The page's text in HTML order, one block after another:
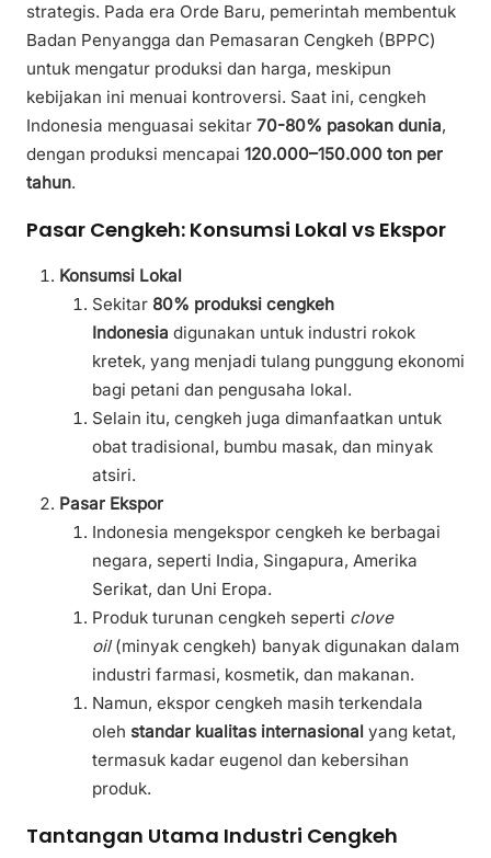
strategis. Pada era Orde Baru, pemerintah membentuk
Badan Penyangga dan Pemasaran Cengkeh (BPPC)
untuk mengatur produksi dan harga, meskipun
kebijakan ini menuai kontroversi. Saat ini, cengkeh
Indonesia menguasai sekitar 70-80% pasokan dunia,
dengan produksi mencapai 120.000–150.000 ton per
tahun.
Pasar Cengkeh: Konsumsi Lokal vs Ekspor
Konsumsi Lokal
Sekitar 80% produksi cengkeh
Indonesia digunakan untuk industri rokok
kretek, yang menjadi tulang punggung ekonomi
bagi petani dan pengusaha lokal.
Selain itu, cengkeh juga dimanfaatkan untuk
obat tradisional, bumbu masak, dan minyak
atsiri.
Pasar Ekspor
Indonesia mengekspor cengkeh ke berbagai
negara, seperti India, Singapura, Amerika
Serikat, dan Uni Eropa.
Produk turunan cengkeh seperti clove
oil(minyak cengkeh) banyak digunakan dalam
industri farmasi, kosmetik, dan makanan.
Namun, ekspor cengkeh masih terkendala
oleh standar kualitas internasional yang ketat,
termasuk kadar eugenol dan kebersihan
produk.
Tantangan Utama Industri Cengkeh